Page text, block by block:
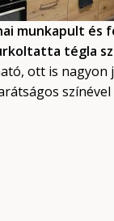
munkapult és
tégla
ott is nagyon